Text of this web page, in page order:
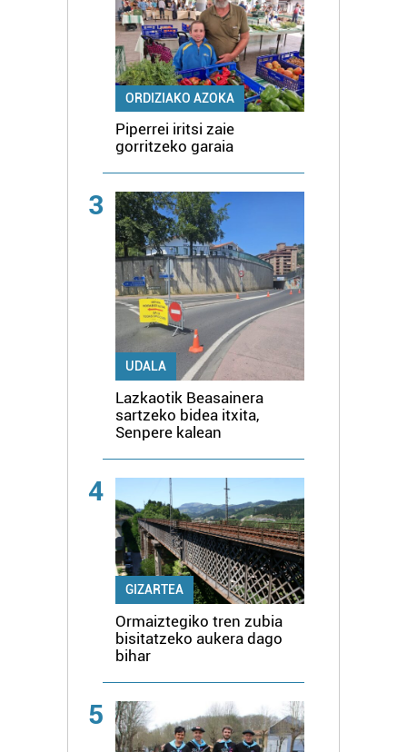
ORDIZIAKO AZOKA
Piperrei iritsi zaie
gorritzeko garaia
3
UDALA
Lazkaotik Beasainera
sartzeko bidea itxita,
Senpere kalean
4
GIZARTEA
Ormaiztegiko tren zubia
bisitatzeko aukera dago
bihar
5